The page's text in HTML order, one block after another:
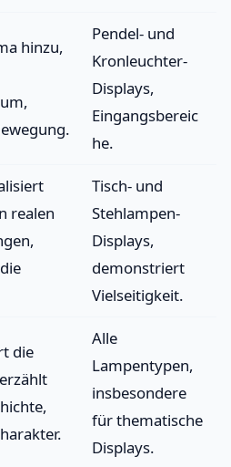
hinzu,
Pendel- und
Kronleuchter-
Displays,
Eingangsbereic
he.
realen
Tisch- und
Stehlampen-
Displays,
demonstriert
Vielseitigkeit.
die
Alle
Lampentypen,
insbesondere
für thematische
Displays.